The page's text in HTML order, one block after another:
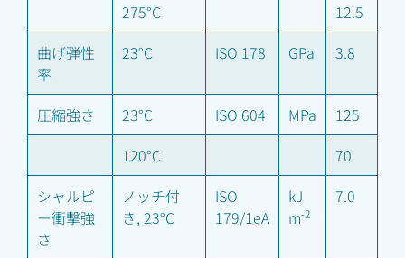
275°C
12.5
曲げ弾性
率
23°C ISO 178 GPa 3.8
圧縮強さ 23°C ISO 604 MPa
125
120°C
70
シャルピ
ー衝撃強
さ
ノッチ付
き, 23°C
ISO
179/1eA
kJ
m-2
7.0